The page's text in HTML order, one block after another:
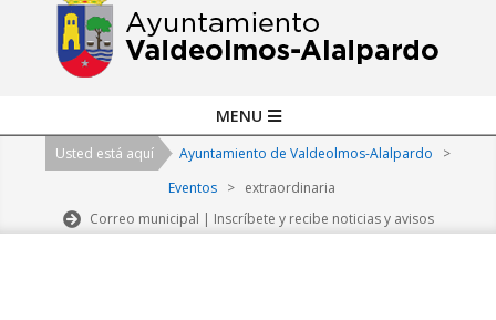
Navigation
MENU
Usted está aquí Ayuntamiento de Valdeolmos-Alalpardo
>
Eventos
> extraordinaria
Correo municipal | Inscríbete y recibe noticias y avisos